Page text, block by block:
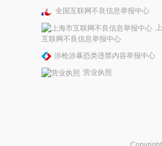
全国互联网不良信息举报中心
互联网不良信息举报中心
涉枪涉暴恐类违禁内容举报中心
营业执照